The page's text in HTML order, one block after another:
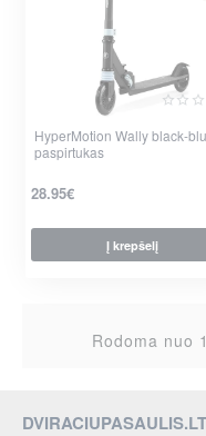
HyperMotion Wally black-
paspirtukas
28.95€
Į krepšelį
Rodoma nuo
DVIRACIUPASAULIS.LT